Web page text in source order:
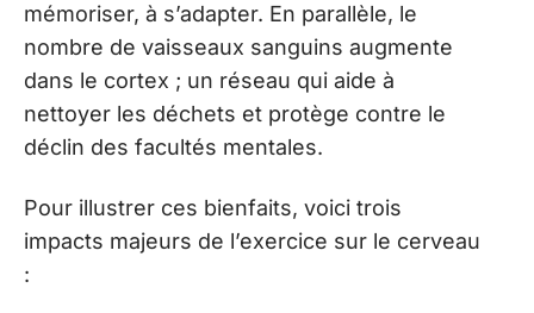
mémoriser, à s’adapter. En parallèle, le
nombre de vaisseaux sanguins augmente
dans le cortex ; un réseau qui aide à
nettoyer les déchets et protège contre le
déclin des facultés mentales.
Pour illustrer ces bienfaits, voici trois
impacts majeurs de l’exercice sur le cerveau
: